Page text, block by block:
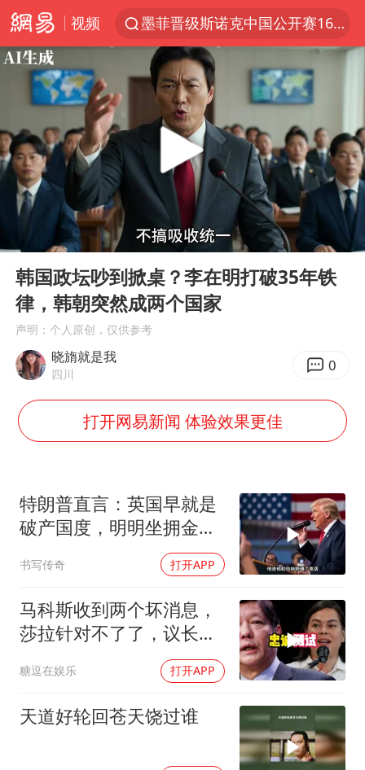
视频
墨菲晋级斯诺克中国公开赛16强
上海交大绝杀清华闯进AUBL总决赛
江西警方通报：一男子酒驾致7人受伤
陈丽君提名百花奖最佳新人奖
《披荆斩棘2026》阵容官宣
以拒绝“和平委员会”的加沙和平计划
BLG经理辟谣Bin离队
于东来回应胖东来近25年老店年底关闭
肖国栋晋级 特鲁姆普爆冷出局
哈马斯称坚持加沙停火协议路线图
上门女婿出轨女邻居多年被判重婚罪
央视新主播李秋莹母校发文祝贺
暑期研学游升温 在旅途中增长知识
总书记点赞的非遗苗绣焕发新生机
Play
韩国政坛吵到掀桌？李在明打破35年铁
律，韩朝突然成两个国家
声明：个人原创，仅供参考
晓旓就是我
四川 0
打开网易新闻 体验效果更佳
特朗普直言：英国早就是
破产国度，明明坐拥金
山，却偏偏无动于衷
书写传奇 打开APP
马科斯收到两个坏消息，
莎拉针对不了了，议长反
糖逗在娱乐 打开APP
天道好轮回苍天饶过谁